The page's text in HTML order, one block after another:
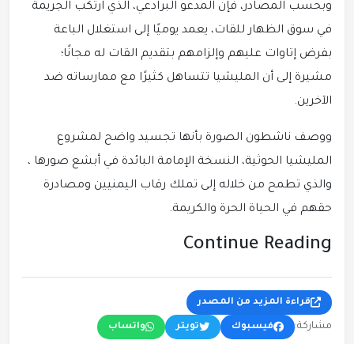
وبحسب المصادر، فإن المدعو البرادعي، الذي ارتكب الجريمة
في سوق الظهار للقات، يعمد يوميًا إلى استغلال الباعة
بفرض إتاوات عليهم وإلزامهم بتقديم القات له مجانًا؛
مشيرة إلى أن المليشيا تتساهل كثيرًا مع ممارساته ضد
الآخرين.
ووصف ناشطون الصورة بأنها تجسيد واضح لمشروع
المليشيا الحوثية، النسخة الإمامة البائدة في أبشع صورها ،
والذي تطمح من خلاله إلى تملك رقاب اليمنيين ومصادرة
حقهم في الحياة الحرة والكريمة.
Continue Reading
قراءة المزيد من المصدر
مشاركة: فيسبوك تويتر واتساب